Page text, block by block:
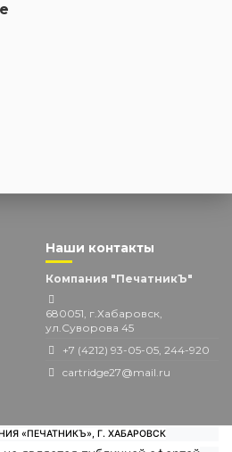
Наши контакты
Компания "ПечатникЪ"
680051, г.Хабаровск,
ул.Суворова 45
+7 (4212) 93-05-05, 244-920
cartridge27@mail.ru
«ПЕЧАТНИКЪ», Г. ХАБАРОВСК